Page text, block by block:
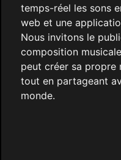
temps-réel les sons
web et une
Nous invitons le
composition
peut créer sa propre
tout en partageant
monde.